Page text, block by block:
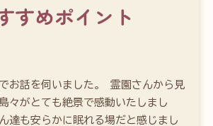
すめポイント
お話を伺いました。 霊園さんから見
々がとても絶景で感動いたしまし
達も安らかに眠れる場だと感じまし